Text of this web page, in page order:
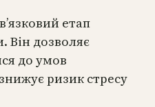
етап
Він дозволяє
до умов
ризик стресу